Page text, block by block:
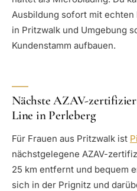
Ausbildung sofort mit
in Pritzwalk und Umgebung
Kundenstamm aufbauen.
Nächste AZAV-
Line in Perleberg
Für Frauen aus Pritzwalk ist
nächstgelegene AZAV-
25 km entfernt und bequem
sich in der Prignitz und